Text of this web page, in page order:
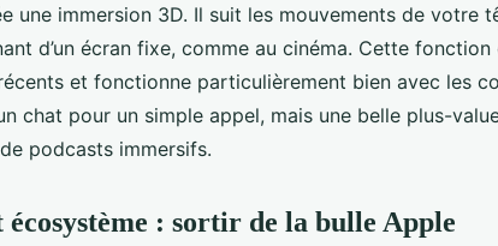
une immersion 3D. Il suit les mouvements de votre
d’un écran fixe, comme au cinéma. Cette
et fonctionne particulièrement bien avec les
chat pour un simple appel, mais une belle plus-
podcasts immersifs.
: sortir de la bulle Apple